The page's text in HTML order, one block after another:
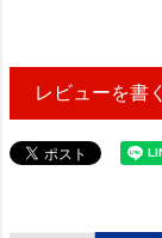
レビューを書く